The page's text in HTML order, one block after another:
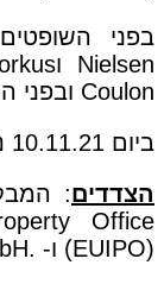
Coulon ובפני הנשיא Stéphane Gervasoni.
ביום 10.11.21 ניתן פסק הדין בתיק.
הצדדים
Office
(EUIPO) ו- .Frito-Lay Trading Company GmbH